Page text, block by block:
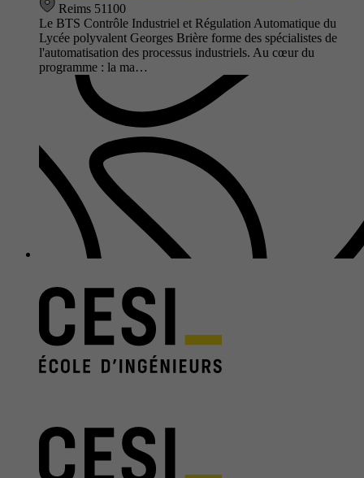
Reims 51100
Le BTS Contrôle Industriel et Régulation Automatique du
Lycée polyvalent Georges Brière forme des spécialistes de
l'automatisation des processus industriels. Au cœur du
programme : la ma…